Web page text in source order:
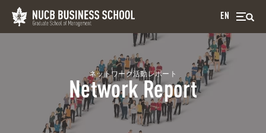
EN
ネットワーク活動レポート
Network Report